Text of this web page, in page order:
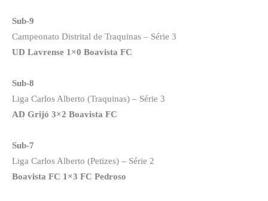
Sub-9
Campeonato Distrital de Traquinas – Série 3
UD Lavrense 1×0 Boavista FC
Sub-8
Liga Carlos Alberto (Traquinas) – Série 3
AD Grijó 3×2 Boavista FC
Sub-7
Liga Carlos Alberto (Petizes) – Série 2
Boavista FC 1×3 FC Pedroso